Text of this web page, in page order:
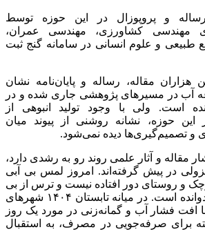
رساله و پروپوزال در این حوزه توسط
مهندسی کشاورزی، مهندسی عمران،
طبیعی و علوم انسانی در سامانه گنج ثبت
هزاران مقاله، رساله و پایان‌نامه نشان
آب در مسیرهای پژوهشی جاری شده و در
است. ولی با وجود تولید انبوهی از
حوزه، نشانه روشنی از پیوند میان
و تصمیم‌گیری‌ها دیده نمی‌شود.
مقاله و آثار علمی روند رو به رشدی دارد،
در پیش گرفته‌اند. امروز لمس بی آبی
و روستای دور افتاده نیست و ترس از بی
آبی در دل همه ریشه دوانده است. در میانه تابستان ۱۴۰۴ شهرهای
افت فشار آب و گمانه‌زنی در مورد یک روز
برای صرفه‌جویی در مصرف، به استقبال